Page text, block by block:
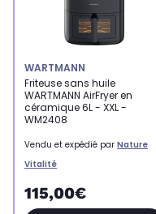
WARTMANN
Friteuse sans huile
WARTMANN AirFryer en
céramique 6L - XXL -
WM2408
Vendu et expédié par Nature
Vitalité
115,00€